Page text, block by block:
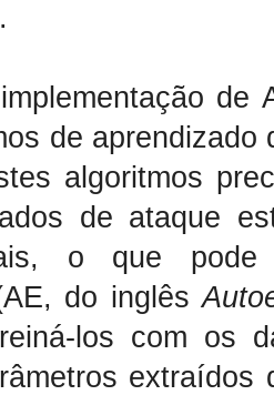
de
algoritmos
de ataque
o que pode
do inglês
los com os